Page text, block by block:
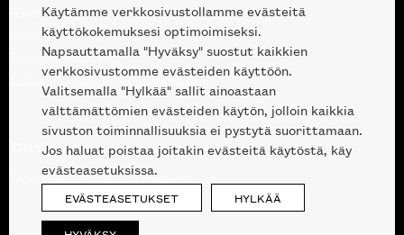
Tuotteet
Suunnittelupalvelu
Projektimyynti
Liike Helsingin keskustassa
Outlet
Poistuvat mallikappaleet
Käytämme verkkosivustollamme evästeitä
käyttökokemuksesi optimoimiseksi.
Napsauttamalla "Hyväksy" suostut kaikkien
verkkosivustomme evästeiden käyttöön.
Valitsemalla "Hylkää" sallit ainoastaan
välttämättömien evästeiden käytön, jolloin kaikkia
sivuston toiminnallisuuksia ei pystytä suorittamaan.
Jos haluat poistaa joitakin evästeitä käytöstä, käy
evästeasetuksissa.
EVÄSTEASETUKSET HYLKÄÄ